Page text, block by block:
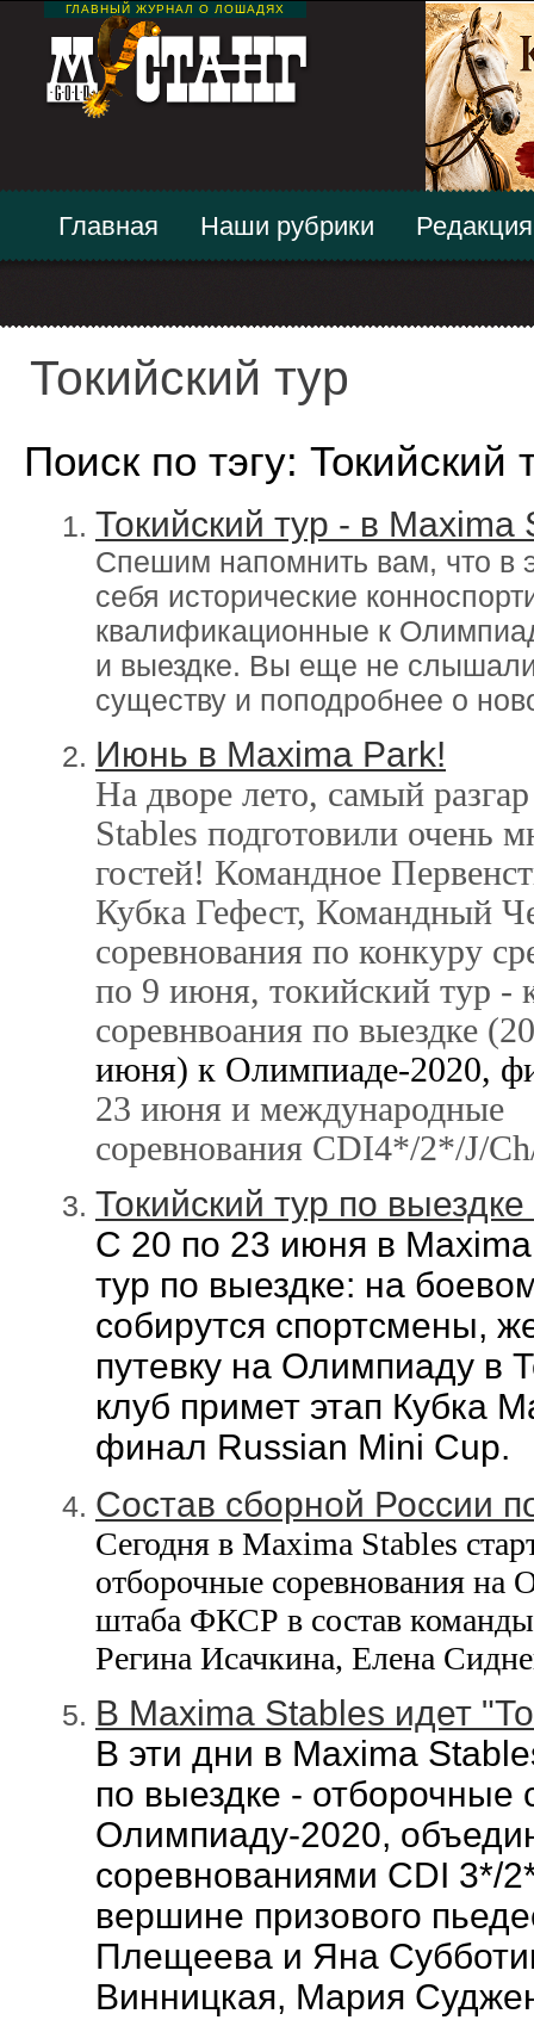
ГЛАВНЫЙ ЖУРНАЛ О ЛОШАДЯХ
Главная Наши рубрики Редакция
Токийский тур
Поиск по тэгу: Токийский
Токийский тур - в Mаximа
Спешим напомнить вам, что в
себя исторические
квалификационные к
и выездке. Вы еще не слышали
существу и поподробнее о
Июнь в Maxima Park!
На дворе лето, самый
Stables подготовили очень
гостей! Командное
Кубка Гефест, Командный
соревнования по конкуру
по 9 июня, токийский тур -
соревнвоания по выездке (
июня) к Олимпиаде-2020,
23 июня и международные
соревнования CDI4*/2*/J/
Токийский тур по
С 20 по 23 июня в
тур по выездке: на
собирутся спортсмены,
путевку на Олимпиаду в
клуб примет этап Кубка
финал Russian Mini Cup.
Состав сборной России
Сегодня в Maxima Stables
отборочные соревнования
штаба ФКСР в состав
Регина Исачкина, Елена
В Mаximа Stables идет
В эти дни в Maxima
по выездке - отборочные
Олимпиаду-2020,
соревнованиями CDI 3*/
вершине призового
Плещеева и Яна
Винницкая, Мария